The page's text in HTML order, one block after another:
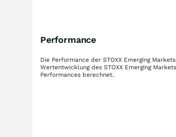
Performance
Die Performance der STOXX Emerging
Wertentwicklung des STOXX Emerging
Performances berechnet.